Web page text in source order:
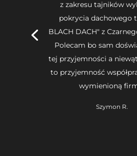
z zakresu tajników
pokrycia dachowego
BLACH DACH" z
Polecam bo sam
tej przyjemności a
to przyjemność
wymienioną
Szymon R.